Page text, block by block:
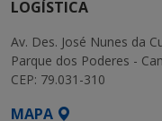
LOGÍSTICA
Av. Des. José Nunes da
Parque dos Poderes -
CEP: 79.031-310
MAPA